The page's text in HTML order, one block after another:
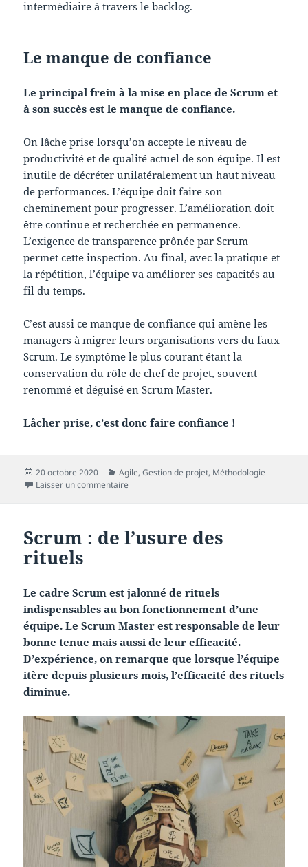
intermédiaire à travers le backlog.
Le manque de confiance
Le principal frein à la mise en place de Scrum et
à son succès est le manque de confiance.
On lâche prise lorsqu’on accepte le niveau de
productivité et de qualité actuel de son équipe. Il est
inutile de décréter unilatéralement un haut niveau
de performances. L’équipe doit faire son
cheminement pour progresser. L’amélioration doit
être continue et recherchée en permanence.
L’exigence de transparence prônée par Scrum
permet cette inspection. Au final, avec la pratique et
la répétition, l’équipe va améliorer ses capacités au
fil du temps.
C’est aussi ce manque de confiance qui amène les
managers à migrer leurs organisations vers du faux
Scrum. Le symptôme le plus courant étant la
conservation du rôle de chef de projet, souvent
renommé et déguisé en Scrum Master.
Lâcher prise, c’est donc faire confiance !
Publié
le
20 octobre 2020 Catégories
Agile,Gestion de projet, Méthodologie
Laisser un commentaire
Scrum : de l’usure des
rituels
Le cadre Scrum est jalonné de rituels
indispensables au bon fonctionnement d’une
équipe. Le Scrum Master est responsable de leur
bonne tenue mais aussi de leur efficacité.
D’expérience, on remarque que lorsque l’équipe
itère depuis plusieurs mois, l’efficacité des rituels
diminue.